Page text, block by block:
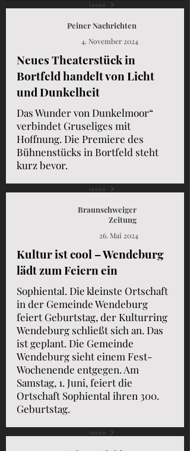
lesen
Peiner Nachrichten
4. November 2024
Neues Theaterstück in
Bortfeld handelt von Licht
und Dunkelheit
Das Wunder von Dunkelmoor“
verbindet Gruseliges mit
Hoffnung. Die Premiere des
Bühnenstücks in Bortfeld steht
kurz bevor.
lesen
Braunschweiger
Zeitung
26. Mai 2024
Kultur ist cool – Wendeburg
lädt zum Feiern ein
Sophiental. Die kleinste Ortschaft
in der Gemeinde Wendeburg
feiert Geburtstag, der Kulturring
Wendeburg schließt sich an. Das
ist geplant. Die Gemeinde
Wendeburg sieht einem Fest-
Wochenende entgegen. Am
Samstag, 1. Juni, feiert die
Ortschaft Sophiental ihren 300.
Geburtstag.
lesen